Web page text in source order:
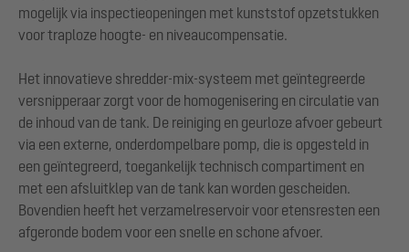
mogelijk via inspectieopeningen met kunststof opzetstukken
voor traploze hoogte- en niveaucompensatie.
Het innovatieve shredder-mix-systeem met geïntegreerde
versnipperaar zorgt voor de homogenisering en circulatie van
de inhoud van de tank. De reiniging en geurloze afvoer gebeurt
via een externe, onderdompelbare pomp, die is opgesteld in
een geïntegreerd, toegankelijk technisch compartiment en
met een afsluitklep van de tank kan worden gescheiden.
Bovendien heeft het verzamelreservoir voor etensresten een
afgeronde bodem voor een snelle en schone afvoer.